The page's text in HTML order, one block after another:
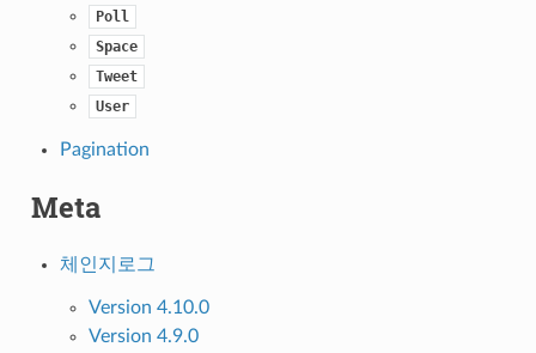
Poll
Space
Tweet
User
Pagination
Meta
체인지로그
Version 4.10.0
Version 4.9.0